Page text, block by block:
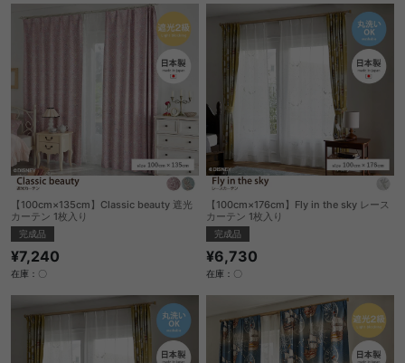
【100cm×135cm】Classic beauty 遮光
カーテン 1枚入り
完成品
¥7,240
在庫：〇
【100cm×176cm】Fly in the sky レース
カーテン 1枚入り
完成品
¥6,730
在庫：〇